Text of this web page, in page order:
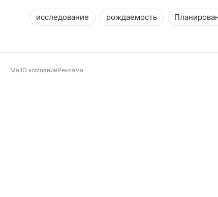
исследование рождаемость
MailО компанииРеклама